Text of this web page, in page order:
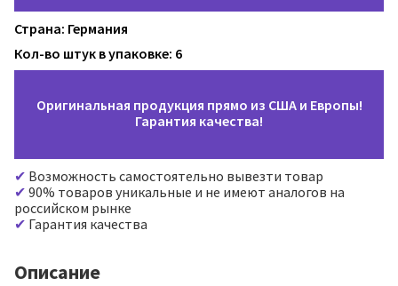
Страна: Германия
Кол-во штук в упаковке: 6
Оригинальная продукция прямо из США и Европы!
Гарантия качества!
Возможность самостоятельно вывезти товар
90% товаров уникальные и не имеют аналогов на
российском рынке
Гарантия качества
Описание